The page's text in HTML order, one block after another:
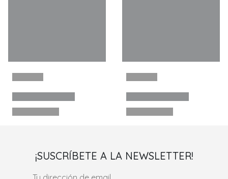
¡SUSCRÍBETE A LA NEWSLETTER!